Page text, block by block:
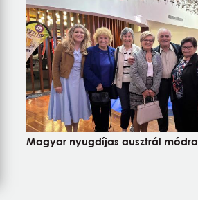
Magyar nyugdíjas ausztrál módra